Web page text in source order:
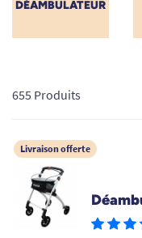
DÉAMBULATEUR
655 Produits
Livraison offerte